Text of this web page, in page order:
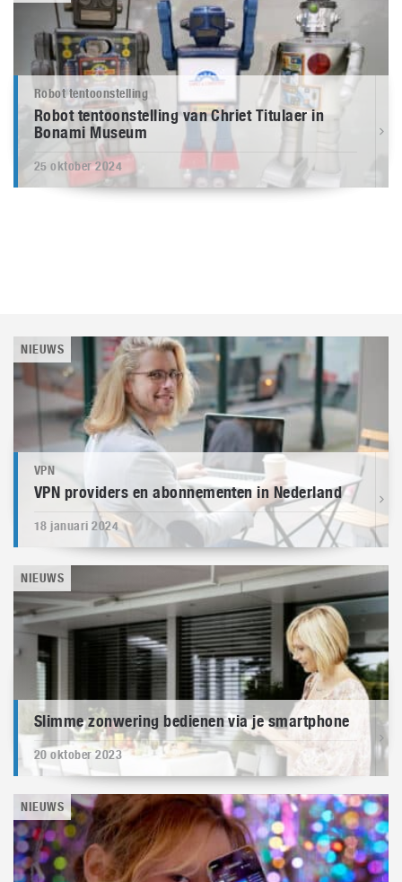
Robot tentoonstelling
Robot tentoonstelling van Chriet Titulaer in
Bonami Museum
25 oktober 2024
NIEUWS
VPN
VPN providers en abonnementen in Nederland
18 januari 2024
NIEUWS
Slimme zonwering bedienen via je smartphone
20 oktober 2023
NIEUWS